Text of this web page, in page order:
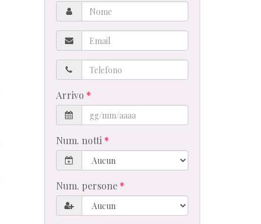
Nome
Email
Telefono
Arrivo
Num. notti
Num. persone